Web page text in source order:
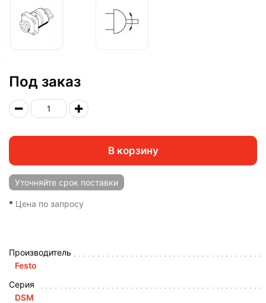
Под заказ
В корзину
Уточняйте срок поставки
* Цена по запросу
Производитель
Festo
Серия
DSM